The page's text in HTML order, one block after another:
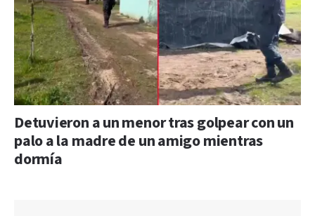
Detuvieron a un menor tras golpear con un
palo a la madre de un amigo mientras
dormía